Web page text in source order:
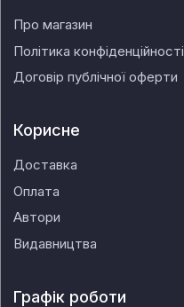
Про магазин
Політика конфіденційності
Договір публічної оферти
Корисне
Доставка
Оплата
Автори
Видавництва
Графік роботи